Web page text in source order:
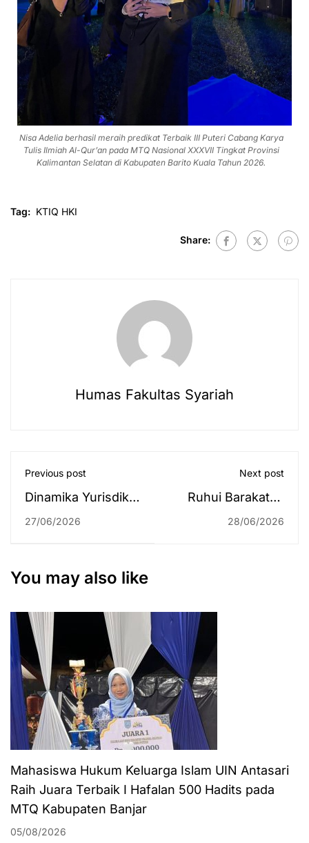
Nisa Adelia berhasil meraih predikat Terbaik III Puteri Cabang Karya
Tulis Ilmiah Al-Qur’an pada MTQ Nasional XXXVII Tingkat Provinsi
Kalimantan Selatan di Kabupaten Barito Kuala Tahun 2026.
Tag: KTIQ HKI
Share:
Humas Fakultas Syariah
Previous post
Dinamika Yurisdiksi
dan Modernisasi
27/06/2026
Next post
Ruhui Barakatan
Edisi 27 Juni 2026
28/06/2026
You may also like
Mahasiswa Hukum Keluarga Islam UIN Antasari
Raih Juara Terbaik I Hafalan 500 Hadits pada
MTQ Kabupaten Banjar
05/08/2026